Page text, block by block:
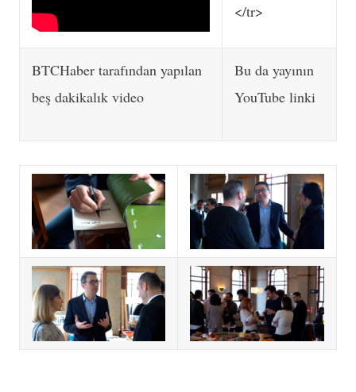
</tr>
BTCHaber tarafından yapılan
beş dakikalık video
Bu da yayının
YouTube linki